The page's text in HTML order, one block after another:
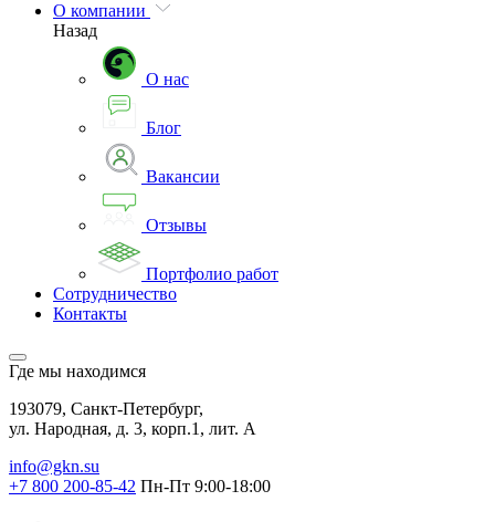
О компании
Назад
О нас
Блог
Вакансии
Отзывы
Портфолио работ
Сотрудничество
Контакты
Где мы находимся
193079, Санкт-Петербург,
ул. Народная, д. 3, корп.1, лит. А
info@gkn.su
+7 800 200-85-42 Пн-Пт 9:00-18:00